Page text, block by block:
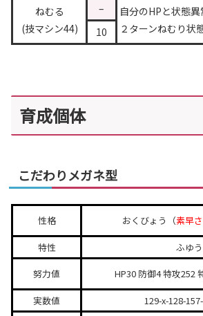
ねむる
(技マシン44)
–
自分のHPと状態異
２ターンねむり状
10
育成個体
こだわりメガネ型
性格 おくびょう（素早
特性
ふゆう
努力値
HP30 防御4 特攻252
実数値 129-x-128-